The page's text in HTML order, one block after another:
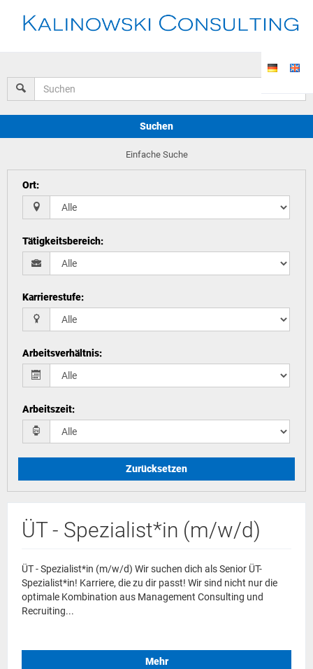
Suchen
Einfache Suche
Ort:
Tätigkeitsbereich:
Karrierestufe:
Arbeitsverhältnis:
Arbeitszeit:
Zurücksetzen
ÜT - Spezialist*in (m/w/d)
ÜT - Spezialist*in (m/w/d) Wir suchen dich als Senior ÜT-
Spezialist*in! Karriere, die zu dir passt! Wir sind nicht nur die
optimale Kombination aus Management Consulting und
Recruiting...
Mehr